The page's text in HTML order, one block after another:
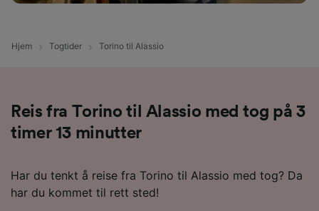
Hjem Togtider Torino til Alassio
Reis fra Torino til Alassio med tog på 3
timer 13 minutter
Har du tenkt å reise fra Torino til Alassio med tog? Da
har du kommet til rett sted!